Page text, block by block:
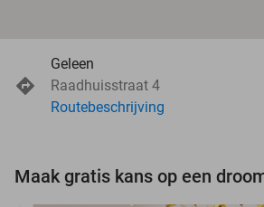
Geleen
Raadhuisstraat 4
Routebeschrijving